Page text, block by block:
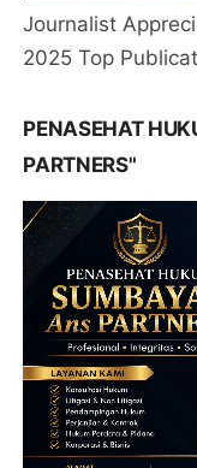
Journalist
2025 Top
PENASEHAT
PARTNERS"